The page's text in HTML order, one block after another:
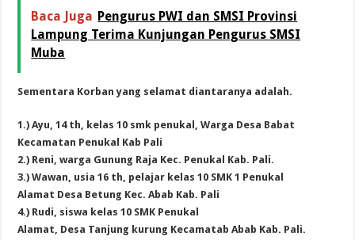
Baca Juga Pengurus PWI dan SMSI Provinsi
Lampung Terima Kunjungan Pengurus SMSI
Muba
Sementara Korban yang selamat diantaranya adalah.
1.) Ayu, 14 th, kelas 10 smk penukal, Warga Desa Babat
Kecamatan Penukal Kab Pali
2.) Reni, warga Gunung Raja Kec. Penukal Kab. Pali.
3.) Wawan, usia 16 th, pelajar kelas 10 SMK 1 Penukal
Alamat Desa Betung Kec. Abab Kab. Pali
4.) Rudi, siswa kelas 10 SMK Penukal
Alamat, Desa Tanjung kurung Kecamatab Abab Kab. Pali.